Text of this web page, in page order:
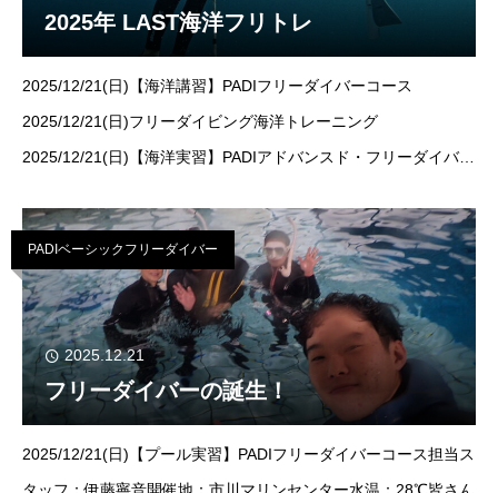
2025年 LAST海洋フリトレ
2025/12/21(日)【海洋講習】PADIフリーダイバーコース
2025/12/21(日)フリーダイビング海洋トレーニング
2025/12/21(日)【海洋実習】PADIアドバンスド・フリーダイバー
タッフのあです
PADIベーシックフリーダイバー
2025.12.21
フリーダイバーの誕生！
2025/12/21(日)【プール実習】PADIフリーダイバーコース担当ス